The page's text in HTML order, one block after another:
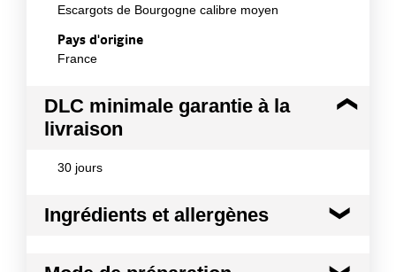
Escargots de Bourgogne calibre moyen
Pays d'origine
France
DLC minimale garantie à la
livraison
30 jours
Ingrédients et allergènes